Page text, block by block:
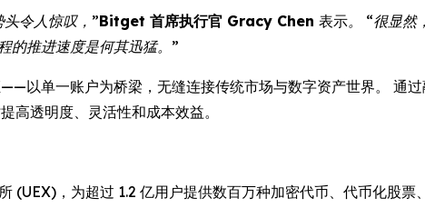
令人惊叹，”Bitget 首席执行官 Gracy Chen 表示。 “很显然
的推进速度是何其迅猛。”
以单一账户为桥梁，无缝连接传统市场与数字资产世界。 通
高透明度、灵活性和成本效益。
(UEX)，为超过 1.2 亿用户提供数百万种加密代币、代币化股